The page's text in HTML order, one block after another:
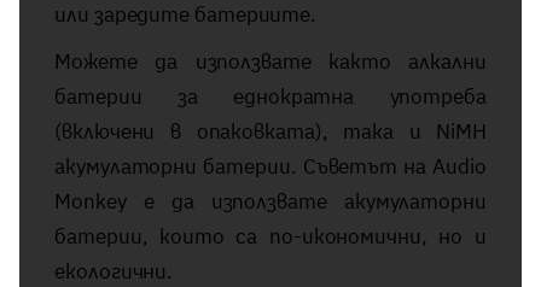
или заредите батериите.
Можете да използвате както алкални
батерии за еднократна употреба
(включени в опаковката), така и NiMH
акумулаторни батерии. Съветът на Audio
Monkey е да използвате акумулаторни
батерии, които са по-икономични, но и
екологични.